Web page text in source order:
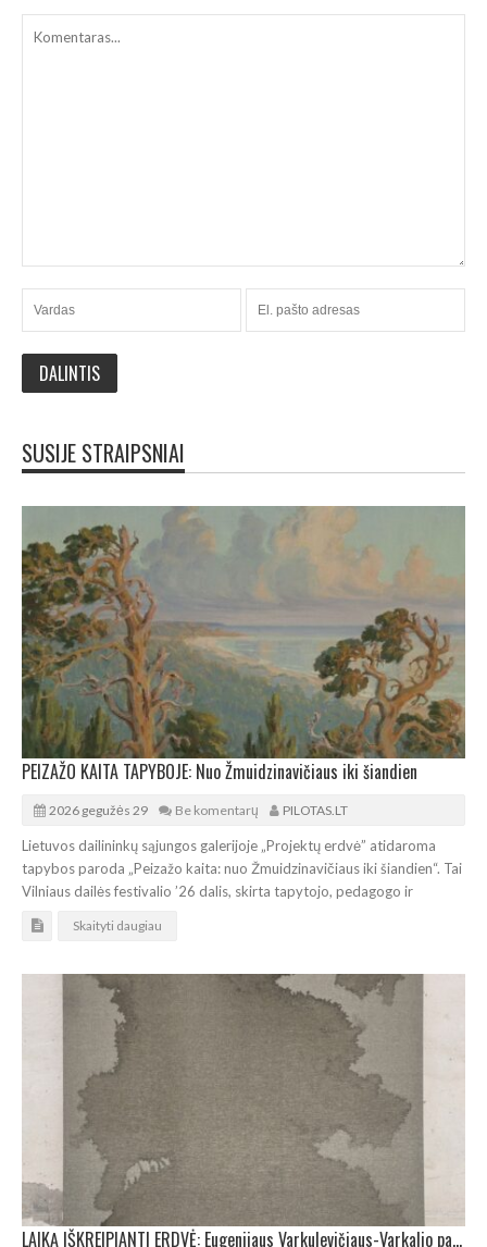
SUSIJE STRAIPSNIAI
PEIZAŽO KAITA TAPYBOJE: Nuo Žmuidzinavičiaus iki šiandien
2026 gegužės 29 Be komentarų PILOTAS.LT
Lietuvos dailininkų sąjungos galerijoje „Projektų erdvė” atidaroma
tapybos paroda „Peizažo kaita: nuo Žmuidzinavičiaus iki šiandien“. Tai
Vilniaus dailės festivalio ’26 dalis, skirta tapytojo, pedagogo ir
Skaityti daugiau
LAIKĄ IŠKREIPIANTI ERDVĖ: Eugenijaus Varkulevičiaus-Varkalio paroda Dailininkų sąjungos galerijoje